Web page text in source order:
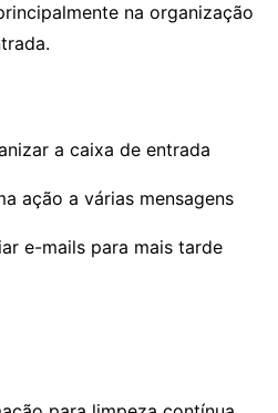
na organização
a caixa de entrada
ação a várias mensagens
e-mails para mais tarde